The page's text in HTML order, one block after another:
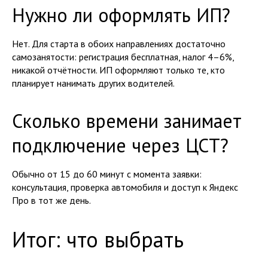
Нужно ли оформлять ИП?
Нет. Для старта в обоих направлениях достаточно
самозанятости: регистрация бесплатная, налог 4–6%,
никакой отчётности. ИП оформляют только те, кто
планирует нанимать других водителей.
Сколько времени занимает
подключение через ЦСТ?
Обычно от 15 до 60 минут с момента заявки:
консультация, проверка автомобиля и доступ к Яндекс
Про в тот же день.
Итог: что выбрать